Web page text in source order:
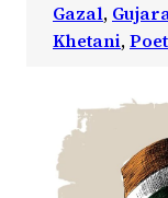
Gazal,
Khetani,